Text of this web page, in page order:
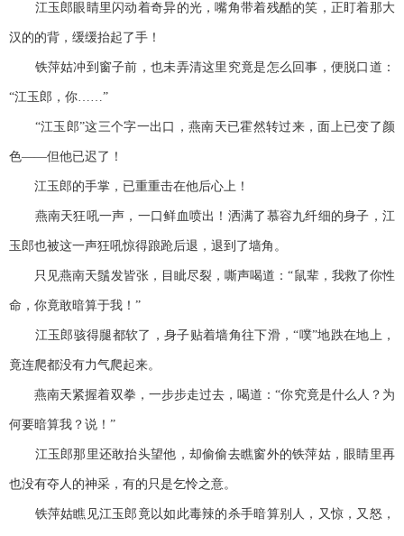
江玉郎眼睛里闪动着奇异的光，嘴角带着残酷的笑，正盯着那大
汉的的背，缓缓抬起了手！
铁萍姑冲到窗子前，也未弄清这里究竟是怎么回事，便脱口道：
“江玉郎，你……”
“江玉郎”这三个字一出口，燕南天已霍然转过来，面上已变了颜
色——但他已迟了！
江玉郎的手掌，已重重击在他后心上！
燕南天狂吼一声，一口鲜血喷出！洒满了慕容九纤细的身子，江
玉郎也被这一声狂吼惊得踉跄后退，退到了墙角。
只见燕南天鬚发皆张，目眦尽裂，嘶声喝道：“鼠辈，我救了你性
命，你竟敢暗算于我！”
江玉郎骇得腿都软了，身子贴着墙角往下滑，“噗”地跌在地上，
竟连爬都没有力气爬起来。
燕南天紧握着双拳，一步步走过去，喝道：“你究竟是什么人？为
何要暗算我？说！”
江玉郎那里还敢抬头望他，却偷偷去瞧窗外的铁萍姑，眼睛里再
也没有夺人的神采，有的只是乞怜之意。
铁萍姑瞧见江玉郎竟以如此毒辣的杀手暗算别人，又惊，又怒，